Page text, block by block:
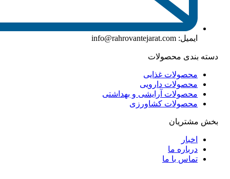
ایمیل: info@rahrovantejarat.com
دسته بندی محصولات
محصولات غذایی
محصولات دارویی
محصولات آرایشی و بهداشتی
محصولات کشاورزی
بخش مشتریان
اخبار
درباره ما
تماس با ما